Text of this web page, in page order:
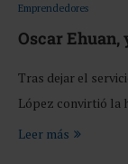
Emprendedores
Oscar Ehuan,
Tras dejar el
López convirtió la
Leer más